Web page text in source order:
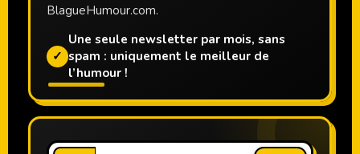
BlagueHumour.com.
✓
Une seule newsletter par mois, sans
spam : uniquement le meilleur de
l’humour !